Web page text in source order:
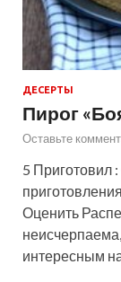
ДЕСЕРТЫ
Пирог
Оставьте
5 Приготовил
Оценить
интересным